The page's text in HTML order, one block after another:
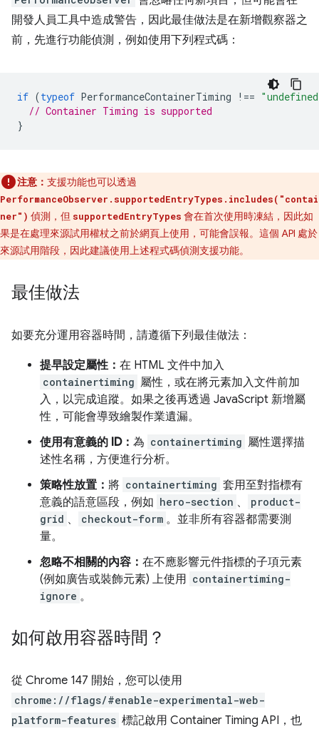
開發人員工具中造成警告，因此最佳做法是在新增觀察器之
前，先進行功能偵測，例如使用下列程式碼：
if (typeof PerformanceContainerTiming !==
// Container Timing is supported
}
注意： 支援功能也可以透過
PerformanceObserver.supportedEntryTypes.includes("contai
ner") 偵測，但 supportedEntryTypes 會在首次使用時凍結，因此如
果是在處理來源試用權杖之前於網頁上使用，可能會誤報。這個 API 處於
來源試用階段，因此建議使用上述程式碼偵測支援功能。
最佳做法
如要充分運用容器時間，請遵循下列最佳做法：
提早設定屬性： 在 HTML 文件中加入
containertiming 屬性，或在將元素加入文件前加
入，以完成追蹤。如果之後再透過 JavaScript 新增屬
性，可能會導致繪製作業遺漏。
使用有意義的 ID： 為 containertiming 屬性選擇描
述性名稱，方便進行分析。
策略性放置： 將 containertiming 套用至對指標有
意義的語意區段，例如 hero-section 、
product-
grid 、 checkout-form 。並非所有容器都需要測
量。
忽略不相關的內容： 在不應影響元件指標的子項元素
(例如廣告或裝飾元素) 上使用 containertiming-
ignore 。
如何啟用容器時間？
從 Chrome 147 開始，您可以使用
chrome://flags/#enable-experimental-web-
platform-features 標記啟用 Container Timing API，也